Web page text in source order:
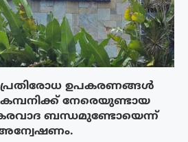
ഉപകരണങ്ങൾ
കമ്പനിക്ക് നേരെയുണ്ടായ
ബന്ധമുണ്ടോയെന്ന്